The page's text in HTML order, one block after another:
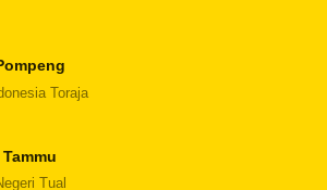
Toraja
Tual